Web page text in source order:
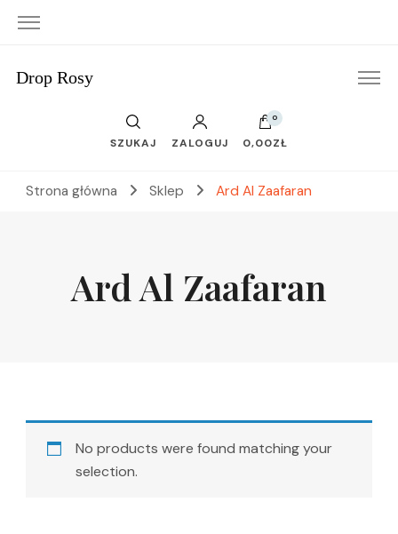
Drop Rosy
SZUKAJ ZALOGUJ
0
0,00ZŁ
Strona główna Sklep Ard Al Zaafaran
Ard Al Zaafaran
No products were found matching your
selection.